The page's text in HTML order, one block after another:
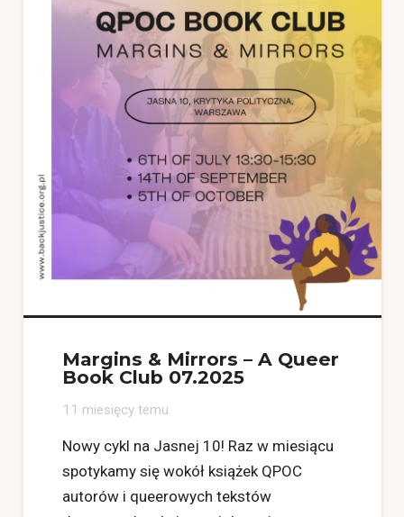
Margins & Mirrors – A Queer
Book Club 07.2025
11 miesięcy temu
Nowy cykl na Jasnej 10! Raz w miesiącu
spotykamy się wokół książek QPOC
autorów i queerowych tekstów